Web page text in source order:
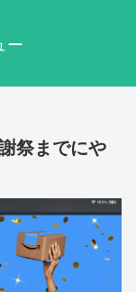
ー
祭までにや